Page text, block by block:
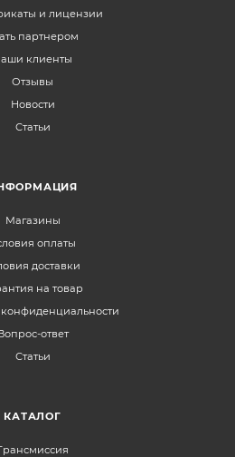
и лицензии
партнером
клиенты
Отзывы
Новости
Статьи
Магазины
оплаты
доставки
на товар
ответ
Статьи
КАТАЛОГ